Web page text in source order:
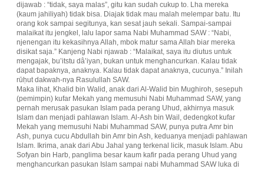
dijawab : “tidak, saya malas”, gitu kan sudah cukup to. Lha mereka
(kaum jahiliyah) tidak bisa. Diajak tidak mau malah melempar batu. Itu
orang kok sampai segitunya, kan sesat jauh sekali. Sampai-sampai
malaikat itu jengkel, lalu lapor sama Nabi Muhammad SAW : “Nabi,
njenengan itu kekasihnya Allah, mbok matur sama Allah biar mereka
disikat saja.” Kanjeng Nabi njawab : “Malaikat, saya itu diutus untuk
mengajak, bu’itstu dâ’iyan, bukan untuk menghancurkan. Kalau tidak
dapat bapaknya, anaknya. Kalau tidak dapat anaknya, cucunya.” Inilah
rūḥut dakwah-nya Rasulullah SAW.
Maka lihat, Khalid bin Walid, anak dari Al-Walid bin Mughiroh, sesepuh
(pemimpin) kufar Mekah yang memusuhi Nabi Muhammad SAW, yang
pernah merusak pasukan Islam pada perang Uhud, akhirnya masuk
Islam dan menjadi pahlawan Islam. Al-Ash bin Wail, dedengkot kufar
Mekah yang memusuhi Nabi Muhammad SAW, punya putra Amr bin
Ash, punya cucu Abdullah bin Amr bin Ash, keduanya menjadi pahlawan
Islam. Ikrima, anak dari Abu Jahal yang terkenal licik, masuk Islam. Abu
Sofyan bin Harb, panglima besar kaum kafir pada perang Uhud yang
menghancurkan pasukan Islam sampai nabi Muhammad SAW luka di